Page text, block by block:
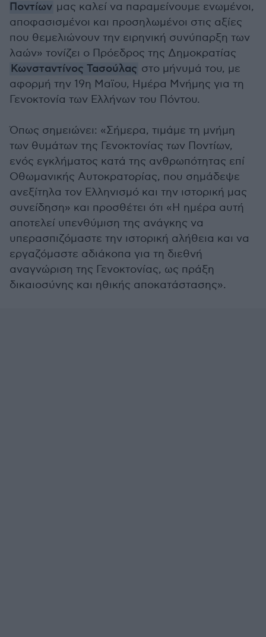
Ποντίων μας καλεί να παραμείνουμε ενωμένοι,
αποφασισμένοι και προσηλωμένοι στις αξίες
που θεμελιώνουν την ειρηνική συνύπαρξη των
λαών» τονίζει ο Πρόεδρος της Δημοκρατίας
Κωνσταντίνος Τασούλας στο μήνυμά του, με
αφορμή την 19η Μαϊου, Ημέρα Μνήμης για τη
Γενοκτονία των Ελλήνων του Πόντου.
Όπως σημειώνει: «Σήμερα, τιμάμε τη μνήμη
των θυμάτων της Γενοκτονίας των Ποντίων,
ενός εγκλήματος κατά της ανθρωπότητας επί
Οθωμανικής Αυτοκρατορίας, που σημάδεψε
ανεξίτηλα τον Ελληνισμό και την ιστορική μας
συνείδηση» και προσθέτει ότι «Η ημέρα αυτή
αποτελεί υπενθύμιση της ανάγκης να
υπερασπιζόμαστε την ιστορική αλήθεια και να
εργαζόμαστε αδιάκοπα για τη διεθνή
αναγνώριση της Γενοκτονίας, ως πράξη
δικαιοσύνης και ηθικής αποκατάστασης».